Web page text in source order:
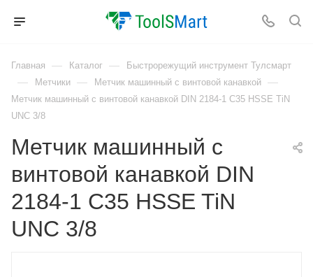
Главная — Каталог — Быстрорежущий инструмент Тулсмарт
— Метчики — Метчик машинный с винтовой канавкой —
Метчик машинный с винтовой канавкой DIN 2184-1 C35 HSSE TiN
UNC 3/8
Метчик машинный с
винтовой канавкой DIN
2184-1 C35 HSSE TiN
UNC 3/8